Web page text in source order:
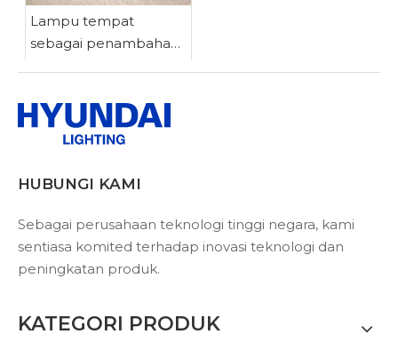
Lampu tempat
sebagai penambahan
pencahayaan yang
disasarkan
HUBUNGI KAMI
Sebagai perusahaan teknologi tinggi negara, kami
sentiasa komited terhadap inovasi teknologi dan
peningkatan produk.
KATEGORI PRODUK